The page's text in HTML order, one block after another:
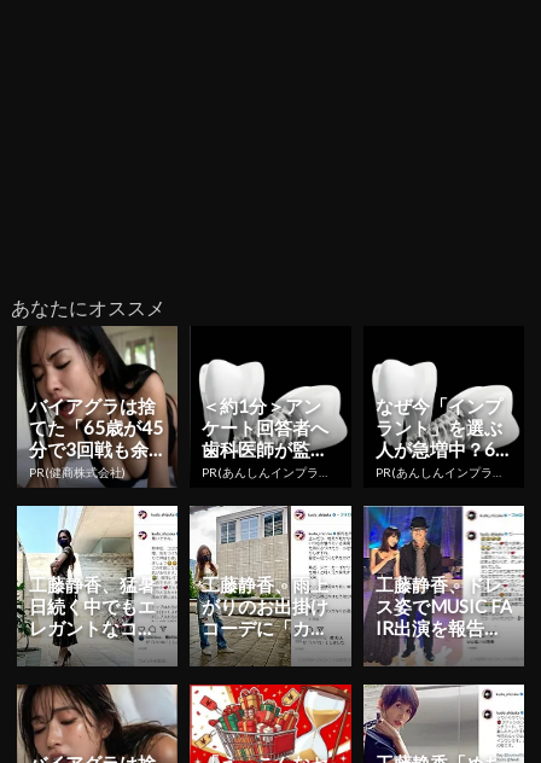
あなたにオススメ
バイアグラは捨
てた「65歳が45
分で3回戦も余
裕」980円で朝
まで絶好調！
PR(健商株式会社)
＜約1分＞アン
ケート回答者へ
歯科医師が監修
したガイドブッ
ト。65歳以...
なぜ今「インプ
ラント」を選ぶ
人が急増中？65
歳以上の方は要
の放置は...
工藤静香、猛暑
日続く中でもエ
レガントなコー
デを披露「ヒラ
ヒラとスカート
はいいなぁ...
工藤静香、雨上
がりのお出掛け
コーデに「カッ
コイイ」の声続
出！
工藤静香、ドレ
ス姿でMUSIC FA
IR出演を報告！
貴重なツーショ
ットにも反響